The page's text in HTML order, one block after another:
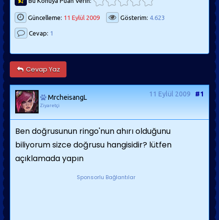
Güncelleme: 11 Eylül 2009 Gösterim: 4.623
Cevap: 1
Cevap Yaz
MrcheisangL
Ziyaretçi
11 Eylül 2009 #1
Ben doğrusunun ringo'nun ahırı olduğunu
biliyorum sizce doğrusu hangisidir? lütfen
açıklamada yapın
Sponsorlu Bağlantılar